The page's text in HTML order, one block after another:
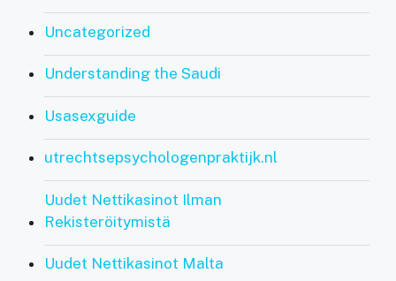
Uncategorized
Understanding the Saudi
Usasexguide
utrechtsepsychologenpraktijk.nl
Uudet Nettikasinot Ilman
Rekisteröitymistä
Uudet Nettikasinot Malta